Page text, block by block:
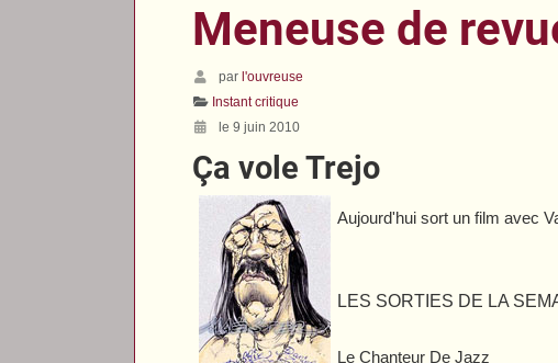
Meneuse de
parl'ouvreuse
Instant critique
le 9 juin 2010
Ça vole Trejo
Aujourd'hui sort un film avec
LES SORTIES DE LA
Le Chanteur De Jazz